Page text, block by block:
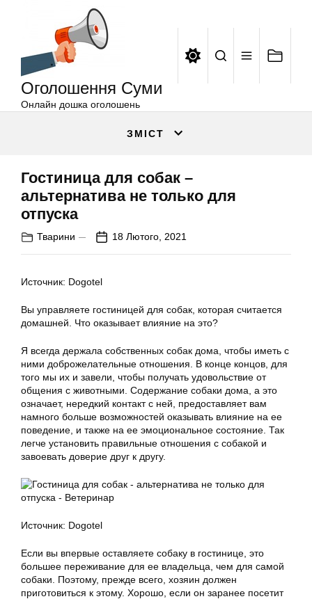
Оголошення Суми
Онлайн дошка оголошень
ЗМІСТ
Гостиница для собак –
альтернатива не только для
отпуска
Тварини 18 Лютого, 2021
Источник: Dogotel
Вы управляете гостиницей для собак, которая считается
домашней. Что оказывает влияние на это?
Я всегда держала собственных собак дома, чтобы иметь с
ними доброжелательные отношения. В конце концов, для
того мы их и завели, чтобы получать удовольствие от
общения с животными. Содержание собаки дома, а это
означает, нередкий контакт с ней, предоставляет вам
намного больше возможностей оказывать влияние на ее
поведение, и также на ее эмоциональное состояние. Так
легче установить правильные отношения с собакой и
завоевать доверие друг к другу.
Источник: Dogotel
Если вы впервые оставляете собаку в гостинице, это
большее переживание для ее владельца, чем для самой
собаки. Поэтому, прежде всего, хозяин должен
приготовиться к этому. Хорошо, если он заранее посетит